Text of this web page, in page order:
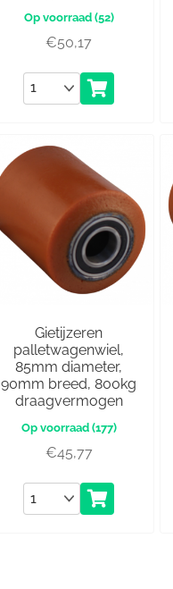
(52)
€50,17
Aantal
Gietijzeren
palletwagenwiel,
85mm diameter,
90mm breed, 800kg
draagvermogen
(177)
€45,77
Aantal